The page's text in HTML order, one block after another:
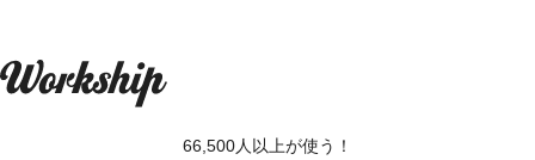
66,500人以上が使う！